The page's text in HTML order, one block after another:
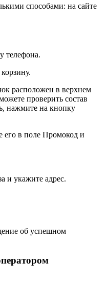
способами: на сайте
телефона.
расположен в верхнем
проверить состав
нажмите на кнопку
его в поле Промокод и
и укажите адрес.
об успешном